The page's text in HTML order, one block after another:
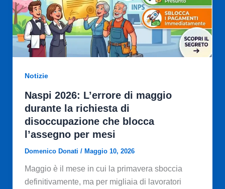
Notizie
Naspi 2026: L’errore di maggio
durante la richiesta di
disoccupazione che blocca
l’assegno per mesi
Domenico Donati / Maggio 10, 2026
Maggio è il mese in cui la primavera sboccia
definitivamente, ma per migliaia di lavoratori